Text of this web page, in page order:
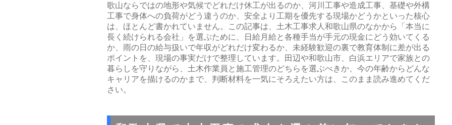
歌山ならではの地形や気候でどれだけ休工が出るのか、河川工事や造成工事、基礎や外構
工事で身体への負荷がどう違うのか、安全より工期を優先する現場かどうかといった核心
は、ほとんど書かれていません。この記事は、土木工事求人和歌山県のなかから「本当に
長く続けられる会社」を選ぶために、日給月給と各種手当が手元の現金にどう効いてくる
か、雨の日の給与扱いで年収がどれだけ変わるか、未経験歓迎の裏で教育体制に差が出る
ポイントを、現場の事実だけで整理しています。田辺や和歌山市、白浜エリアで家族との
暮らしを守りながら、土木作業員と施工管理のどちらを選ぶべきか、今の年齢からどんな
キャリアを描けるのかまで、判断材料を一気にそろえたい方は、このまま読み進めてくだ
さい。